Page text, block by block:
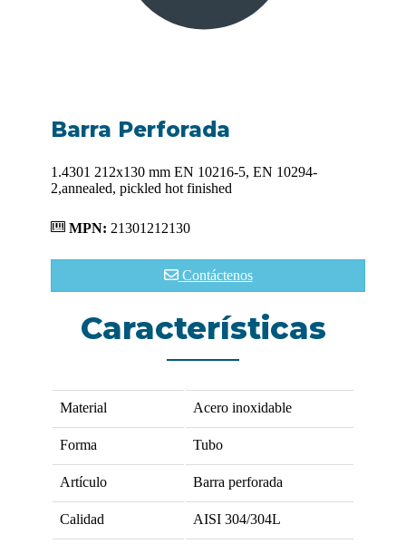
Barra Perforada
1.4301 212x130 mm EN 10216-5, EN 10294-
2,annealed, pickled hot finished
MPN: 21301212130
Contáctenos
Características
Material Acero inoxidable
Forma Tubo
Artículo Barra perforada
Calidad AISI 304/304L